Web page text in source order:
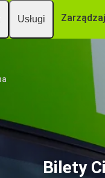
Usługi
Bilety